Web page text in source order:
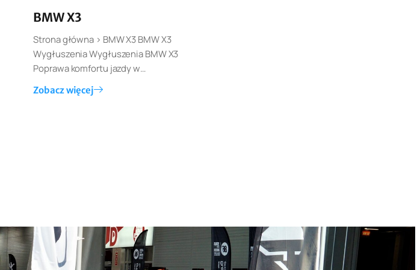
BMW X3
Strona główna > BMW X3 BMW X3
Wygłuszenia Wygłuszenia BMW X3
Poprawa komfortu jazdy w…
Zobacz więcej